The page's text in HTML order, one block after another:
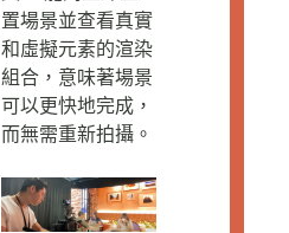
置場景並查看真實
和虛擬元素的渲染
組合，意味著場景
可以更快地完成，
而無需重新拍攝。